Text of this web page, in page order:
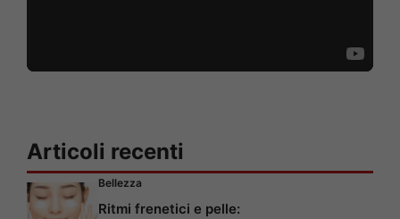
Articoli recenti
Bellezza
Ritmi frenetici e pelle: